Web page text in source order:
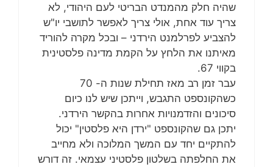
שהיה חלק מהמנדט הבריטי לעם היהודי, לא
צריך עוד אחת, אולי צריך לאפשר לתושבי יו"ש
להצביע לפרלמנט הירדני – ובכל מקרה להוריד
מאיתנו את הלחץ על הקמת מדינה פלסטינית
בקווי 67.
עבר זמן רב מאז תחילת שנות ה- 70
כשהקונספט התגבש, וייתכן שיש לנו כיום
סיכונים והזדמנויות אחרות בהקשר הירדני.
יתכן גם שהקונספט "ירדן היא פלסטין" יכול
להתקיים יחד עם המשך המלוכה ולא מחייב
את החלפתה בשלטון פלסטיני עצמאי. זה דורש